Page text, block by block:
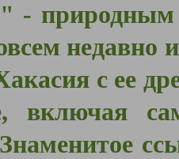
- природным
недавно
с ее
включая